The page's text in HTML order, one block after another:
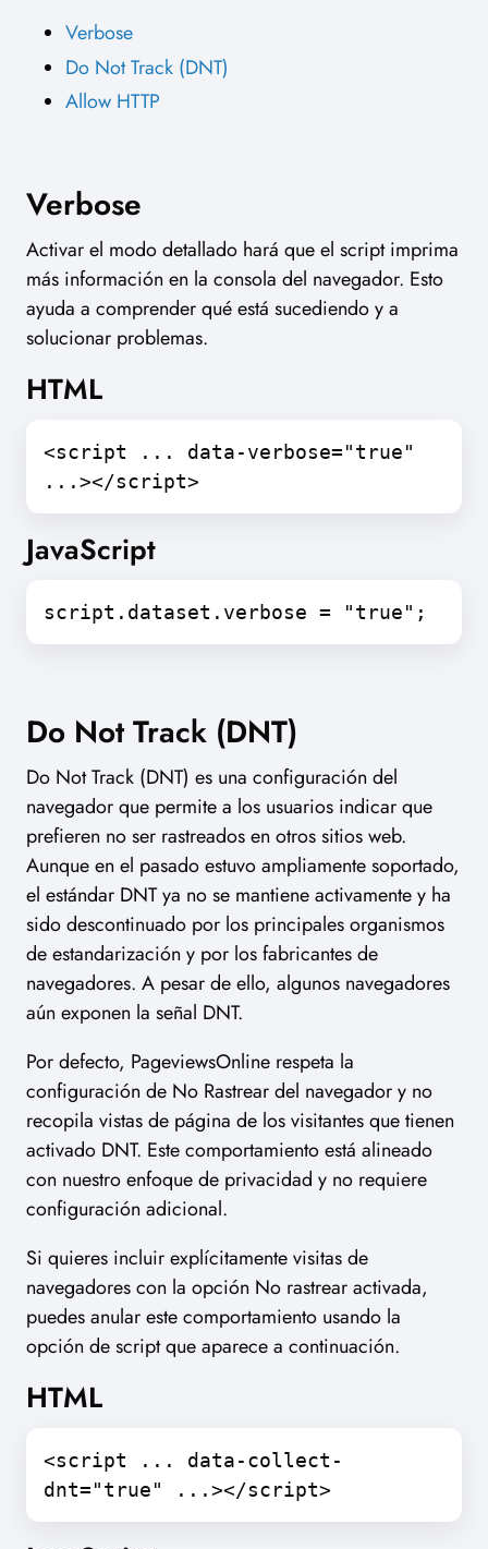
Verbose
Do Not Track (DNT)
Allow HTTP
Verbose
Activar el modo detallado hará que el script imprima
más información en la consola del navegador. Esto
ayuda a comprender qué está sucediendo y a
solucionar problemas.
HTML
<script ... data-verbose="true"
...></script>
JavaScript
script.dataset.verbose = "true";
Do Not Track (DNT)
Do Not Track (DNT) es una configuración del
navegador que permite a los usuarios indicar que
prefieren no ser rastreados en otros sitios web.
Aunque en el pasado estuvo ampliamente soportado,
el estándar DNT ya no se mantiene activamente y ha
sido descontinuado por los principales organismos
de estandarización y por los fabricantes de
navegadores. A pesar de ello, algunos navegadores
aún exponen la señal DNT.
Por defecto, PageviewsOnline respeta la
configuración de No Rastrear del navegador y no
recopila vistas de página de los visitantes que tienen
activado DNT. Este comportamiento está alineado
con nuestro enfoque de privacidad y no requiere
configuración adicional.
Si quieres incluir explícitamente visitas de
navegadores con la opción No rastrear activada,
puedes anular este comportamiento usando la
opción de script que aparece a continuación.
HTML
<script ... data-collect-
dnt="true" ...></script>